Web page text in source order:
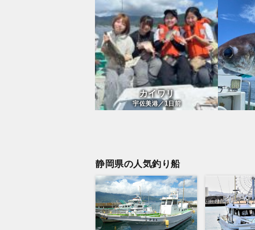
カイワリ
宇佐美港／1日前
静岡県の人気釣り船